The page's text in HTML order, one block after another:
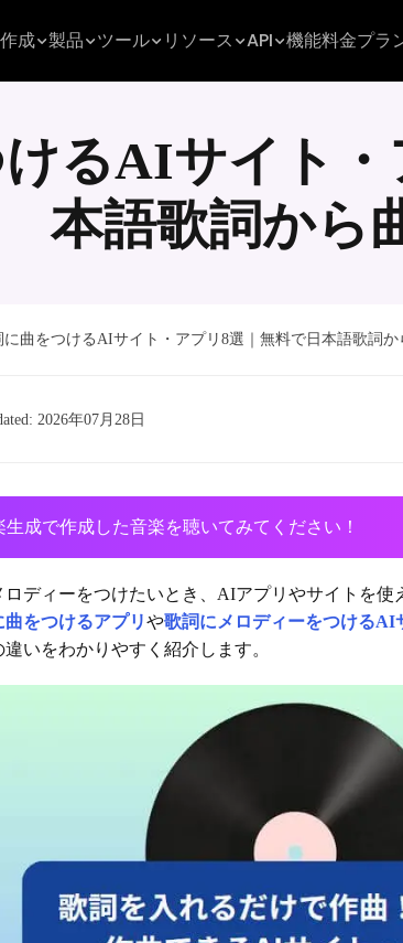
作成 製品 ツール リソース API 機能料金プラ
るAIサイト・
本語歌詞から
に曲をつけるAIサイト・アプリ8選｜無料で日本語歌詞か
2026年07月28日
生成で作成した音楽を聴いてみてください！
ディーをつけたいとき、AIアプリやサイトを使
曲をつけるアプリや歌詞にメロディーをつけるAI
いをわかりやすく紹介します。